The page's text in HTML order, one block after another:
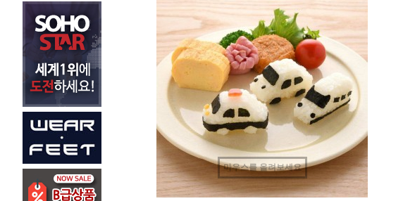
마우스를 올려보세요